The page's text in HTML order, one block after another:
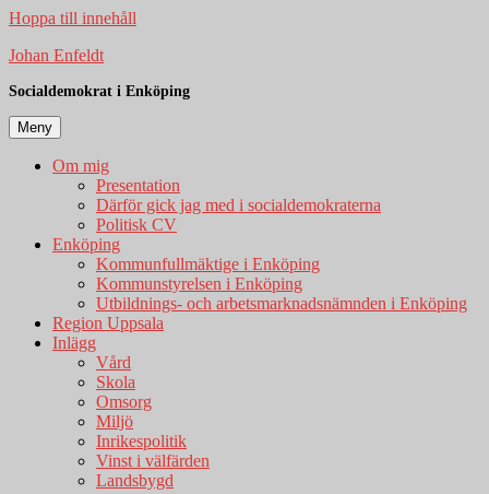
Hoppa till innehåll
Johan Enfeldt
Socialdemokrat i Enköping
Meny
Om mig
Presentation
Därför gick jag med i socialdemokraterna
Politisk CV
Enköping
Kommunfullmäktige i Enköping
Kommunstyrelsen i Enköping
Utbildnings- och arbetsmarknadsnämnden i Enköping
Region Uppsala
Inlägg
Vård
Skola
Omsorg
Miljö
Inrikespolitik
Vinst i välfärden
Landsbygd